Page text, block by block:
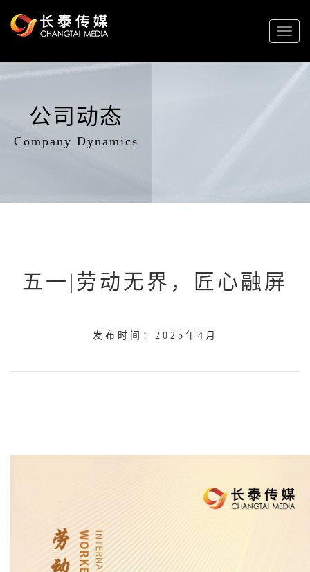
Toggle
公司动态
Company Dynamics
五一|劳动无界，匠心融屏
发布时间：2025年4月